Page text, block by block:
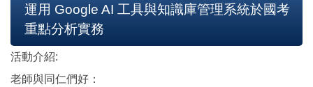
運用 Google AI 工具與知識庫管理系統於國考
重點分析實務
活動介紹:
老師與同仁們好：